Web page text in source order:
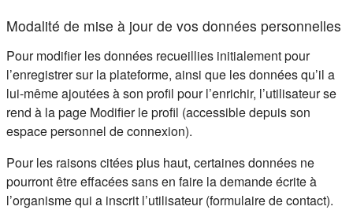
Modalité de mise à jour de vos données personnelles
Pour modifier les données recueillies initialement pour
l’enregistrer sur la plateforme, ainsi que les données qu’il a
lui-même ajoutées à son profil pour l’enrichir, l’utilisateur se
rend à la page Modifier le profil (accessible depuis son
espace personnel de connexion).
Pour les raisons citées plus haut, certaines données ne
pourront être effacées sans en faire la demande écrite à
l’organisme qui a inscrit l’utilisateur (formulaire de contact).